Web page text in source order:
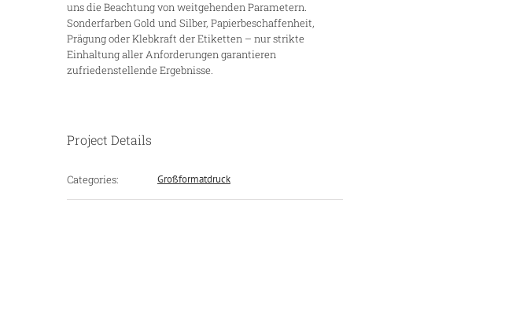
uns die Beachtung von weitgehenden Parametern.
Sonderfarben Gold und Silber, Papierbeschaffenheit,
Prägung oder Klebkraft der Etiketten – nur strikte
Einhaltung aller Anforderungen garantieren
zufriedenstellende Ergebnisse.
Project Details
Categories: Großformatdruck